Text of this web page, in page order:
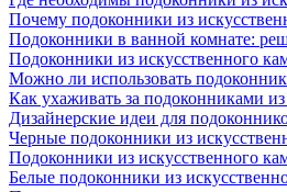
Почему подоконники из
Подоконники в ванной комнате:
Подоконники из искусственного
Можно ли использовать
Как ухаживать за подоконниками
Дизайнерские идеи для
Черные подоконники из
Подоконники из искусственного
Белые подоконники из